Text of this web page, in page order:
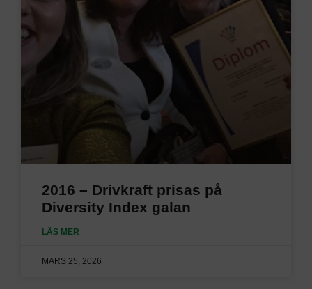
2016 – Drivkraft prisas på
Diversity Index galan
LÄS MER
MARS 25, 2026